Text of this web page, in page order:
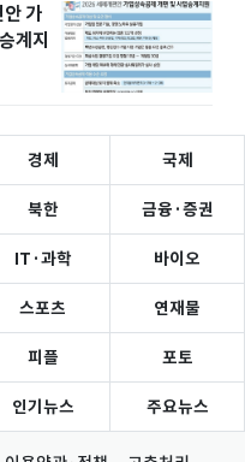
가
계지
경제 국제
북한 금융·증권
IT·과학 바이오
스포츠 연재물
피플 포토
인기뉴스 주요뉴스